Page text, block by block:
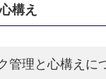
構え
管理と心構えに